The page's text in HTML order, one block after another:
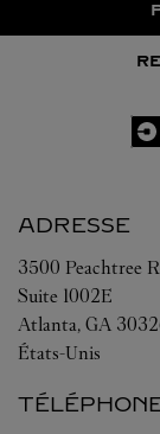
ADRESSE
3500 Peachtree
Suite 1002E
Atlanta, GA
États-Unis